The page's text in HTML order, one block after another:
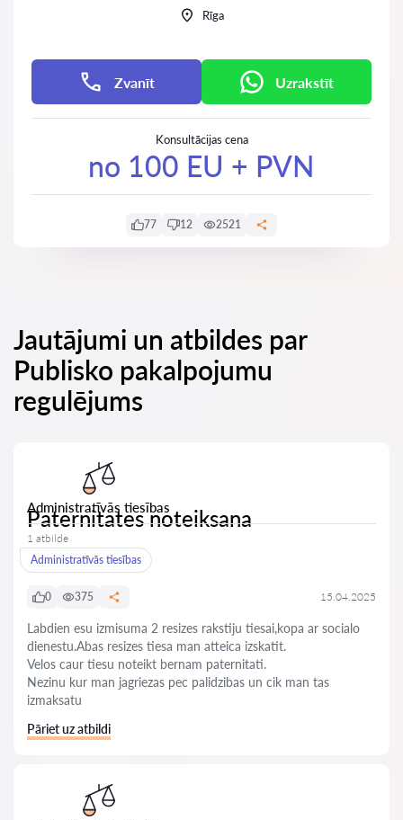
Rīga
Zvanīt Uzrakstīt
Konsultācijas cena
no 100 EU + PVN
77 12 2521
Jautājumi un atbildes par
Publisko pakalpojumu
regulējums
Administratīvās tiesības
Paternitates noteiksana
1 atbilde
Administratīvās tiesības
0 375 15.04.2025
Labdien esu izmisuma 2 resizes rakstiju tiesai,kopa ar socialo
dienestu.Abas resizes tiesa man atteica izskatit.
Velos caur tiesu noteikt bernam paternitati.
Nezinu kur man jagriezas pec palidzibas un cik man tas
izmaksatu
Pāriet uz atbildi